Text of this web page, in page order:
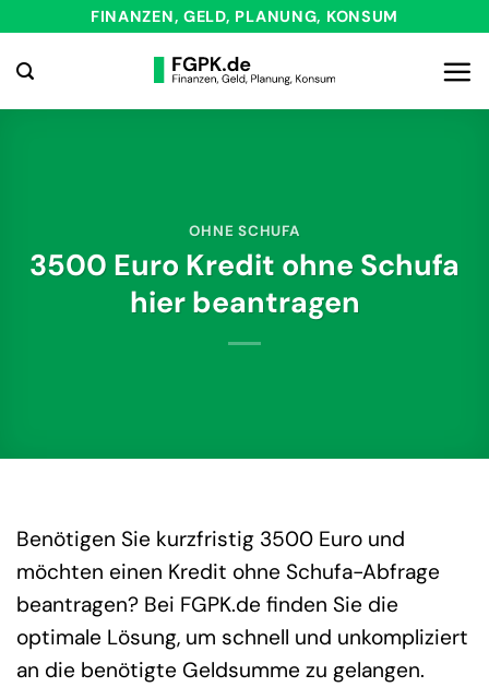
springen
FINANZEN, GELD, PLANUNG, KONSUM
OHNE SCHUFA
3500 Euro Kredit ohne Schufa
hier beantragen
Benötigen Sie kurzfristig 3500 Euro und
möchten einen Kredit ohne Schufa-Abfrage
beantragen? Bei FGPK.de finden Sie die
optimale Lösung, um schnell und unkompliziert
an die benötigte Geldsumme zu gelangen.